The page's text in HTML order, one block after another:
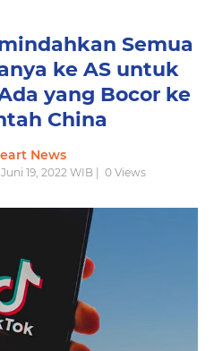
Semua
ke AS untuk
yang Bocor ke
China
News
19, 2022 WIB | 0Views